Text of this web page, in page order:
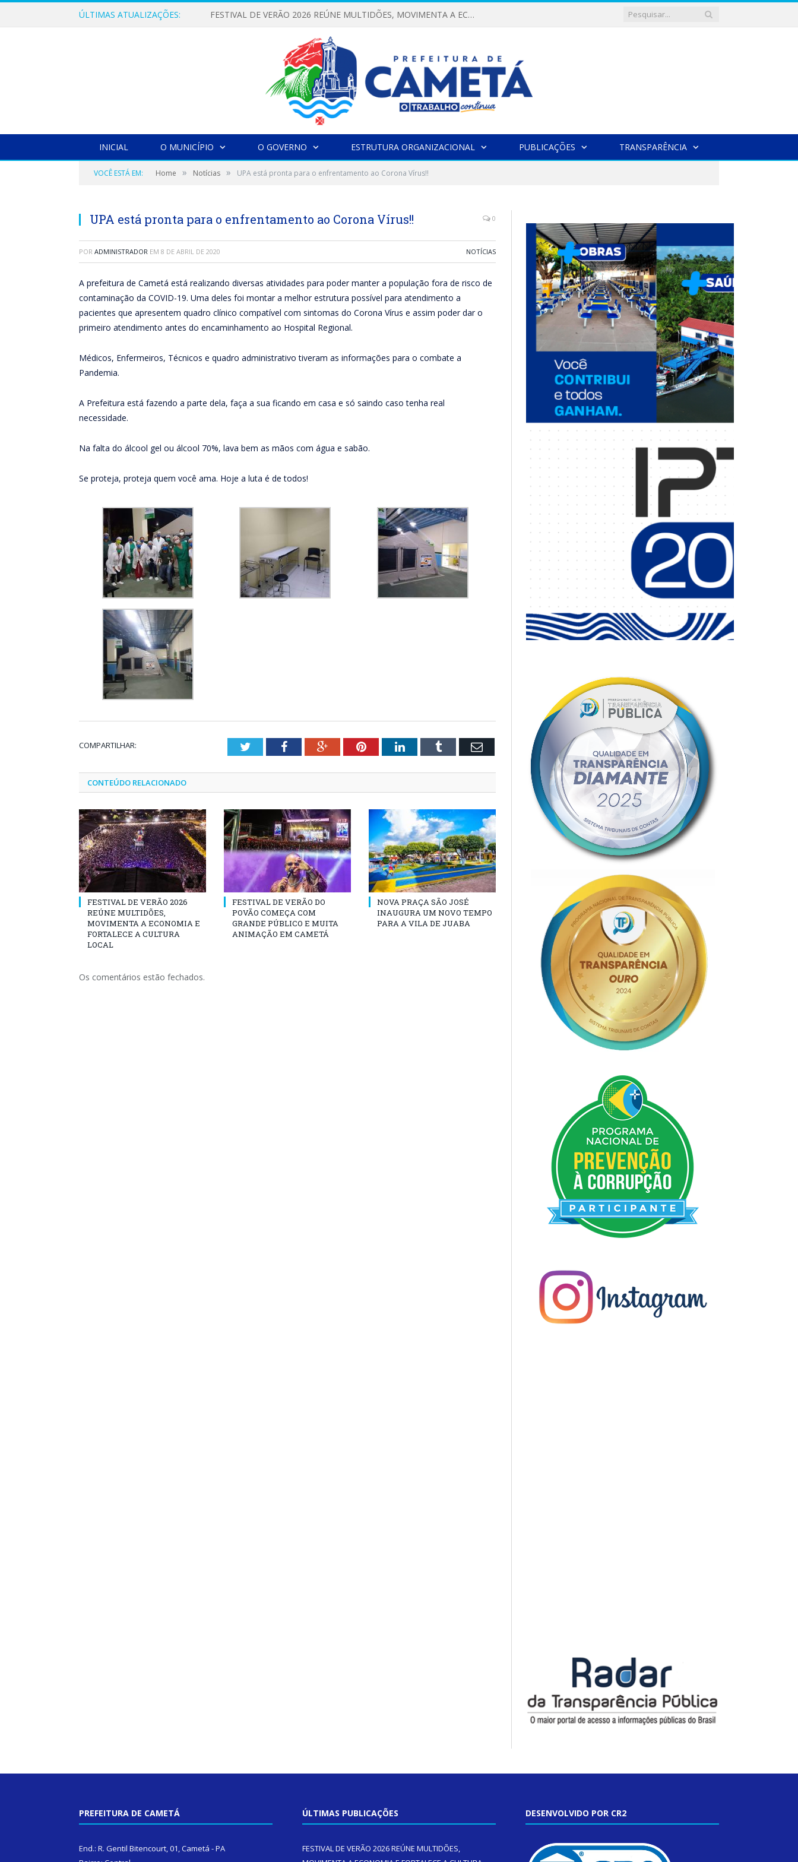
ÚLTIMAS ATUALIZAÇÕES: FESTIVAL DE VERÃO 2026 REÚNE MULTIDÕES, MOVIMENTA A ECONOMIA E FORTALECE A CULTURA LOCAL
INICIAL O MUNICÍPIO O GOVERNO ESTRUTURA ORGANIZACIONAL PUBLICAÇÕES TRANSPARÊNCIA
VOCÊ ESTÁ EM: Home » Notícias » UPA está pronta para o enfrentamento ao Corona Vírus!!
UPA está pronta para o enfrentamento ao Corona Vírus!! 0
POR ADMINISTRADOR EM 8 DE ABRIL DE 2020 NOTÍCIAS
A prefeitura de Cametá está realizando diversas atividades para poder manter a população fora de risco de
contaminação da COVID-19. Uma deles foi montar a melhor estrutura possível para atendimento a
pacientes que apresentem quadro clínico compatível com sintomas do Corona Vírus e assim poder dar o
primeiro atendimento antes do encaminhamento ao Hospital Regional.
Médicos, Enfermeiros, Técnicos e quadro administrativo tiveram as informações para o combate a
Pandemia.
A Prefeitura está fazendo a parte dela, faça a sua ficando em casa e só saindo caso tenha real
necessidade.
Na falta do álcool gel ou álcool 70%, lava bem as mãos com água e sabão.
Se proteja, proteja quem você ama. Hoje a luta é de todos!
COMPARTILHAR: TwitterFacebookGoogle+PinterestLinkedInTumblr Email
CONTEÚDO RELACIONADO
FESTIVAL DE VERÃO 2026
REÚNE MULTIDÕES,
MOVIMENTA A ECONOMIA E
FORTALECE A CULTURA
LOCAL
FESTIVAL DE VERÃO DO
POVÃO COMEÇA COM
GRANDE PÚBLICO E MUITA
ANIMAÇÃO EM CAMETÁ
NOVA PRAÇA SÃO JOSÉ
INAUGURA UM NOVO TEMPO
PARA A VILA DE JUABA
Os comentários estão fechados.
PREFEITURA DE CAMETÁ
End.: R. Gentil Bitencourt, 01, Cametá - PA
ÚLTIMAS PUBLICAÇÕES
FESTIVAL DE VERÃO 2026 REÚNE MULTIDÕES,
DESENVOLVIDO POR CR2